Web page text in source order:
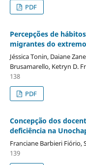
PDF
Percepções de
migrantes do
Jéssica Tonin, Daiane
Brusamarello, Ketryn D.
138
PDF
Concepção dos
deficiência na
Franciane Barbieri Fiório,
139